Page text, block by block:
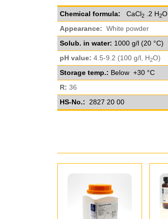
Chemical formula: CaCl2 .2 H2O
Appearance: White powder
Solub. in water: 1000 g/l (20 °C)
pH value: 4.5-9.2 (100 g/l, H2O)
Storage temp.: Below +30 °C
R: 36
HS-No.: 2827 20 00